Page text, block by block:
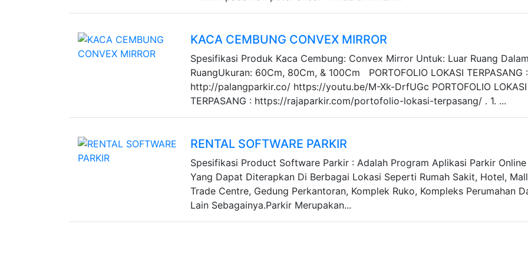
KACA CEMBUNG CONVEX MIRROR
Spesifikasi Produk Kaca Cembung: Convex Mirror Untuk: Luar Ruang Dalam
RuangUkuran: 60Cm, 80Cm, & 100Cm PORTOFOLIO LOKASI TERPASANG :
http://palangparkir.co/ https://youtu.be/M-Xk-DrfUGc PORTOFOLIO LOKASI
TERPASANG : https://rajaparkir.com/portofolio-lokasi-terpasang/ . 1. ...
RENTAL SOFTWARE PARKIR
Spesifikasi Product Software Parkir : Adalah Program Aplikasi Parkir Online
Yang Dapat Diterapkan Di Berbagai Lokasi Seperti Rumah Sakit, Hotel,
Trade Centre, Gedung Perkantoran, Komplek Ruko, Kompleks Perumahan
Lain Sebagainya.Parkir Merupakan...